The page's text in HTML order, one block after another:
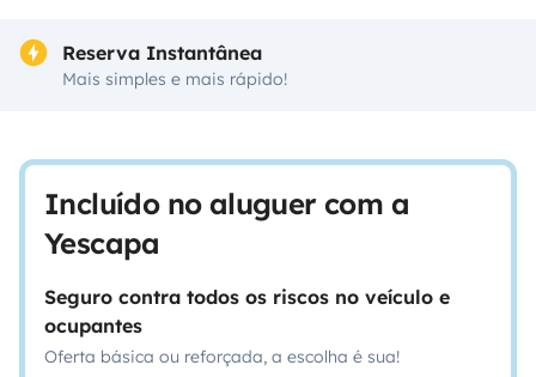
Reserva Instantânea
Mais simples e mais rápido!
Incluído no aluguer com a
Yescapa
Seguro contra todos os riscos no veículo e
ocupantes
Oferta básica ou reforçada, a escolha é sua!